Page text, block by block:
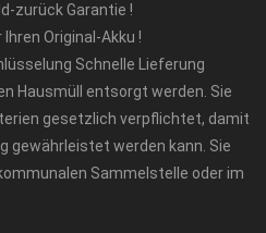
zurück Garantie !
Original-Akku !
Schnelle Lieferung
Hausmüll entsorgt werden. Sie
gesetzlich verpflichtet, damit
gewährleistet werden kann. Sie
Sammelstelle oder im